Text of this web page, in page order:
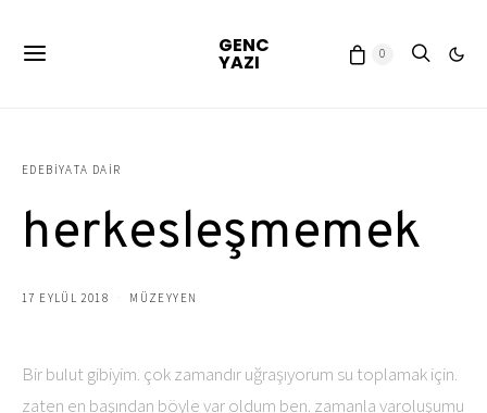
GENC
YAZI 0
EDEBIYATA DAIR
herkesleşmemek
17 EYLÜL 2018 MÜZEYYEN
Bir bulut gibiyim. çok zamandır uğraşıyorum su toplamak için.
zaten en başından böyle var oldum ben. zamanla varoluşumu